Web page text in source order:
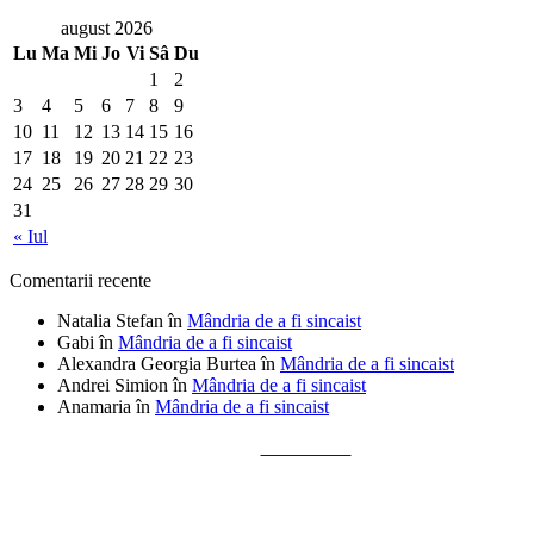
august 2026
Lu Ma Mi Jo Vi Sâ Du
« Iul
1
2
3
4 5 6 7 8
9
10 11 12 13 14 15 16
17 18 19 20 21 22 23
24 25 26 27 28 29 30
31
Comentarii recente
Natalia Stefan în Mândria de a fi sincaist
Gabi în Mândria de a fi sincaist
Alexandra Georgia Burtea în Mândria de a fi sincaist
Andrei Simion în Mândria de a fi sincaist
Anamaria în Mândria de a fi sincaist